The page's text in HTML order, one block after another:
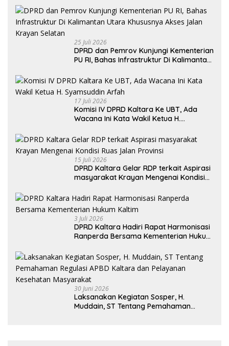
25 Juli 2026
DPRD dan Pemrov Kunjungi Kementerian
PU RI, Bahas Infrastruktur Di Kalimantan
Selatan
17 Juli 2026
Komisi IV DPRD Kaltara Ke UBT, Ada
Wacana Ini Kata Wakil Ketua H.
15 Juli 2026
DPRD Kaltara Gelar RDP terkait Aspirasi
masyarakat Krayan Mengenai Kondisi
3 Juli 2026
DPRD Kaltara Hadiri Rapat Harmonisasi
Ranperda Bersama Kementerian Hukum
30 Juni 2026
Laksanakan Kegiatan Sosper, H.
Muddain, ST Tentang Pemahaman